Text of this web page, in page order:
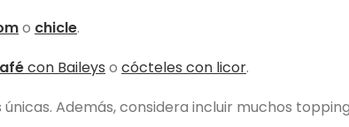
o chicle.
con Baileys o cócteles con licor.
Además, considera incluir muchos